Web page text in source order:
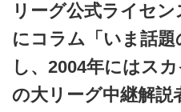
リーグ公式ライセ
にコラム「いま話
し、2004年にはス
の大リーグ中継解説